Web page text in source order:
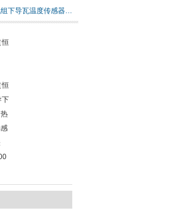
温度传感器WZP铂热电阻（恒远）
恒
恒
下